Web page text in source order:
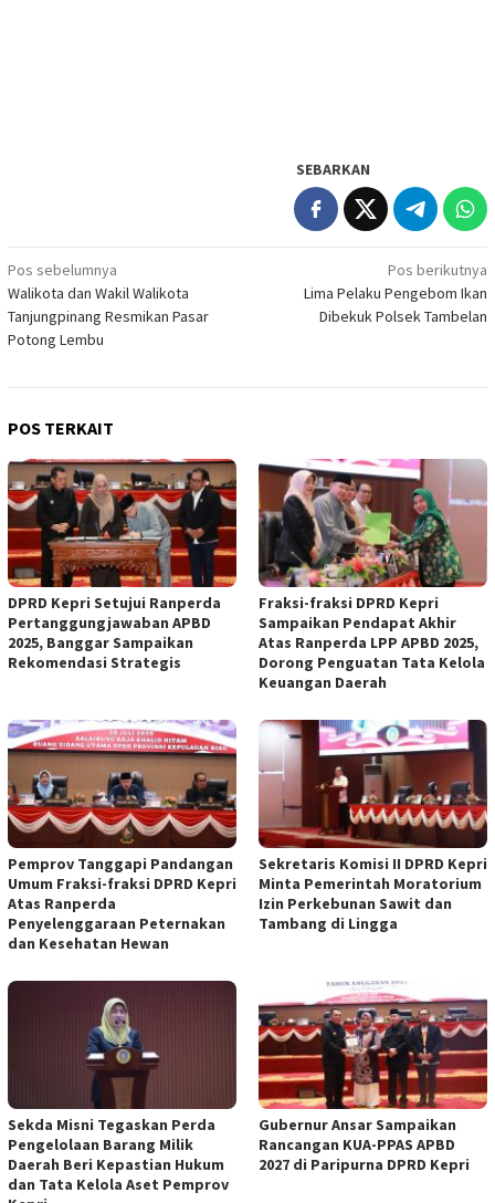
SEBARKAN
Navigasi
pos
Pos sebelumnya
Walikota dan Wakil Walikota
Tanjungpinang Resmikan Pasar
Potong Lembu
Pos berikutnya
Lima Pelaku Pengebom Ikan
Dibekuk Polsek Tambelan
POS TERKAIT
DPRD Kepri Setujui Ranperda
Pertanggungjawaban APBD
2025, Banggar Sampaikan
Rekomendasi Strategis
Fraksi-fraksi DPRD Kepri
Sampaikan Pendapat Akhir
Atas Ranperda LPP APBD 2025,
Dorong Penguatan Tata Kelola
Keuangan Daerah
Pemprov Tanggapi Pandangan
Umum Fraksi-fraksi DPRD Kepri
Atas Ranperda
Penyelenggaraan Peternakan
dan Kesehatan Hewan
Sekretaris Komisi II DPRD Kepri
Minta Pemerintah Moratorium
Izin Perkebunan Sawit dan
Tambang di Lingga
Sekda Misni Tegaskan Perda
Pengelolaan Barang Milik
Daerah Beri Kepastian Hukum
dan Tata Kelola Aset Pemprov
Gubernur Ansar Sampaikan
Rancangan KUA-PPAS APBD
2027 di Paripurna DPRD Kepri